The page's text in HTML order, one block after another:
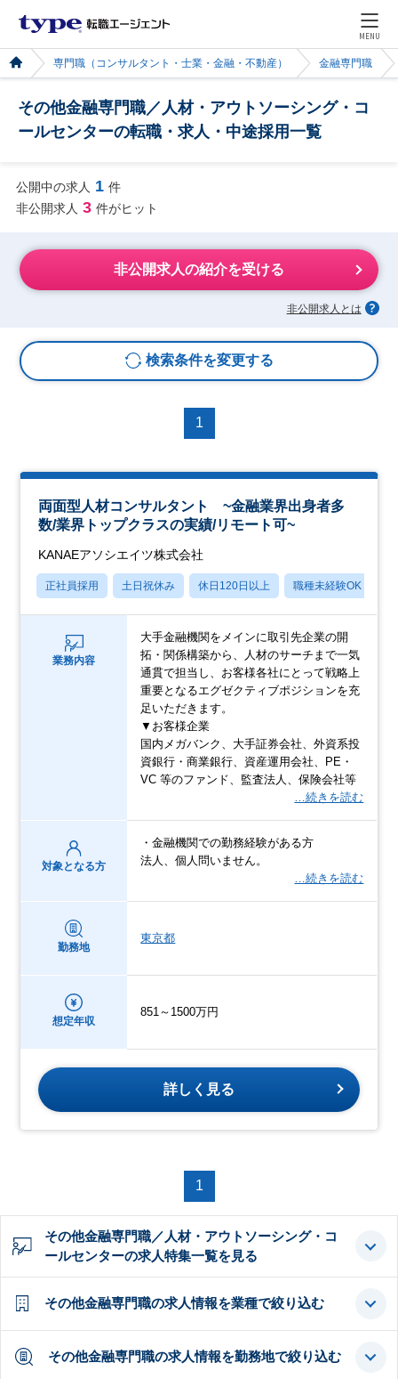
MENU
専門職（コンサルタント・士業・金融・不動産） 金融専門職
その他金融専門職／人材・アウトソーシング・コ
ールセンターの転職・求人・中途採用一覧
公開中の求人 1 件
非公開求人 3 件がヒット
非公開求人の紹介を受ける
非公開求人とは
検索条件を変更する
1
両面型人材コンサルタント ~金融業界出身者多
数/業界トップクラスの実績/リモート可~
KANAEアソシエイツ株式会社
正社員採用 土日祝休み 休日120日以上 職種未経験OK
業務内容
大手金融機関をメインに取引先企業の開
拓・関係構築から、人材のサーチまで一気
通貫で担当し、お客様各社にとって戦略上
重要となるエグゼクティブポジションを充
足いただきます。
▼お客様企業
国内メガバンク、大手証券会社、外資系投
資銀行・商業銀行、資産運用会社、PE・
VC 等のファンド、監査法人、保険会社等
…続きを読む
対象となる方
・金融機関での勤務経験がある方
法人、個人問いません。
…続きを読む
勤務地
東京都
想定年収
851～1500万円
詳しく見る
1
その他金融専門職／人材・アウトソーシング・コ
ールセンターの求人特集一覧を見る
その他金融専門職の求人情報を業種で絞り込む
その他金融専門職の求人情報を勤務地で絞り込む